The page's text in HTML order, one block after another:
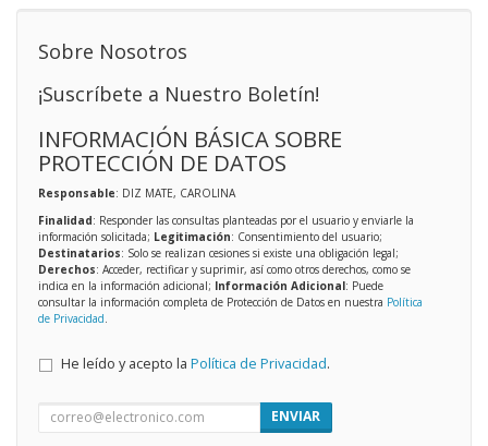
Sobre Nosotros
¡Suscríbete a Nuestro Boletín!
INFORMACIÓN BÁSICA SOBRE
PROTECCIÓN DE DATOS
Responsable: DIZ MATE, CAROLINA
Finalidad: Responder las consultas planteadas por el usuario y enviarle la
información solicitada; Legitimación: Consentimiento del usuario;
Destinatarios: Solo se realizan cesiones si existe una obligación legal;
Derechos: Acceder, rectificar y suprimir, así como otros derechos, como se
indica en la información adicional; Información Adicional: Puede
consultar la información completa de Protección de Datos en nuestra Política
de Privacidad
He leído y acepto la Política de Privacidad.
ENVIAR